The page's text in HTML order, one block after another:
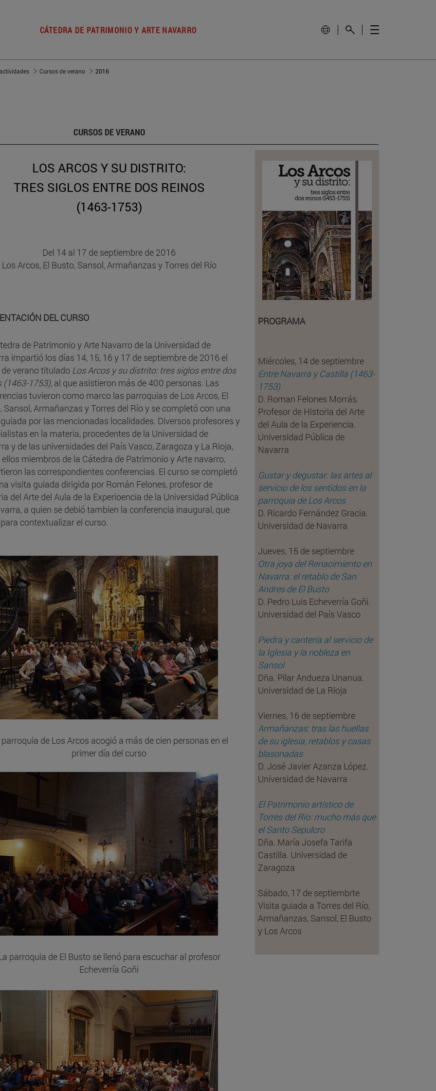
CÁTEDRA DE PATRIMONIO Y ARTE NAVARRO
Cursos de verano 2016
CURSOS DE VERANO
LOS ARCOS Y SU DISTRITO:
TRES SIGLOS ENTRE DOS REINOS
(1463-1753)
Del 14 al 17 de septiembre de 2016
Los Arcos, El Busto, Sansol, Armañanzas y Torres del Río
DEL CURSO
de Patrimonio y Arte Navarro de la Universidad de
impartió los días 14, 15, 16 y 17 de septiembre de 2016 el
verano titulado Los Arcos y su distrito: tres siglos entre dos
(1463-1753), al que asistieron más de 400 personas. Las
tuvieron como marco las parroquias de Los Arcos, El
Sansol, Armañanzas y Torres del Río y se completó con una
por las mencionadas localidades. Diversos profesores y
en la materia, procedentes de la Universidad de
y de las universidades del País Vasco, Zaragoza y La Rioja,
miembros de la Cátedra de Patrimonio y Arte navarro,
las correspondientes conferencias. El curso se completó
visita guiada dirigida por Román Felones, profesor de
del Arte del Aula de la Experioencia de la Universidad Pública
a quien se debió tambien la conferencia inaugural, que
contextualizar el curso.
de Los Arcos acogió a más de cien personas en el
primer día del curso
parroquia de El Busto se llenó para escuchar al profesor
Echeverría Goñi
PROGRAMA
Miércoles, 14 de septiembre
Entre Navarra y Castilla (1463-
1753)
D. Roman Felones Morrás.
Profesor de Historia del Arte
del Aula de la Experiencia.
Universidad Pública de
Navarra
Gustar y degustar: las artes al
servicio de los sentidos en la
parroquia de Los Arcos
D. Ricardo Fernández Gracia.
Universidad de Navarra
Jueves, 15 de septiembre
Otra joya del Renacimiento en
Navarra: el retablo de San
Andres de El Busto
D. Pedro Luis Echeverría Goñi.
Universidad del País Vasco
Piedra y cantería al servicio de
la Iglesia y la nobleza en
Sansol
Dña. Pilar Andueza Unanua.
Universidad de La Rioja
Viernes, 16 de septiembre
Armañanzas: tras las huellas
de su iglesia, retablos y casas
blasonadas
D. José Javier Azanza López.
Universidad de Navarra
El Patrimonio artístico de
Torres del Río: mucho más que
el Santo Sepulcro
Dña. María Josefa Tarifa
Castilla. Universidad de
Zaragoza
Sábado, 17 de septiembrte
Visita guiada a Torres del Río,
Armañanzas, Sansol, El Busto
y Los Arcos